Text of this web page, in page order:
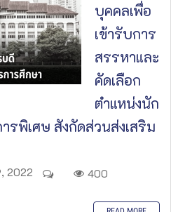
บุคคลเพื่อ
เข้ารับการ
สรรหาและ
คัดเลือก
ตำแหน่งนัก
พิเศษ สังกัดส่วนส่งเสริม
2022 400